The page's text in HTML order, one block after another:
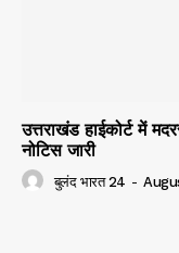
उत्तराखंड हाईकोर्ट में
नोटिस जारी
बुलंद भारत 24 -